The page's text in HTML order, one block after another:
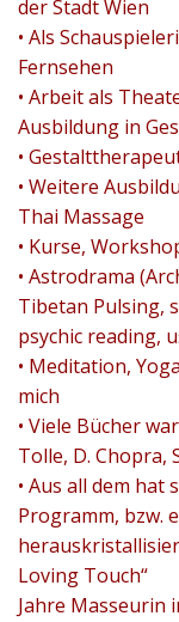
der Stadt Wien
• Als
Fernsehen
• Arbeit als
Ausbildung in
•
• Weitere
Thai Massage
• Kurse,
• Astrodrama
Tibetan Pulsing,
psychic reading,
• Meditation,
mich
• Viele Bücher
Tolle, D. Chopra,
• Aus all dem hat
Programm, bzw.
Loving
Jahre Masseurin